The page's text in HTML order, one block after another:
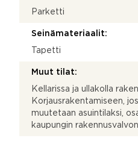
Parketti
Seinämateriaalit:
Tapetti
Muut tilat:
Kellarissa ja ullakolla
Korjausrakentamiseen,
muutetaan asuintilaksi,
kaupungin